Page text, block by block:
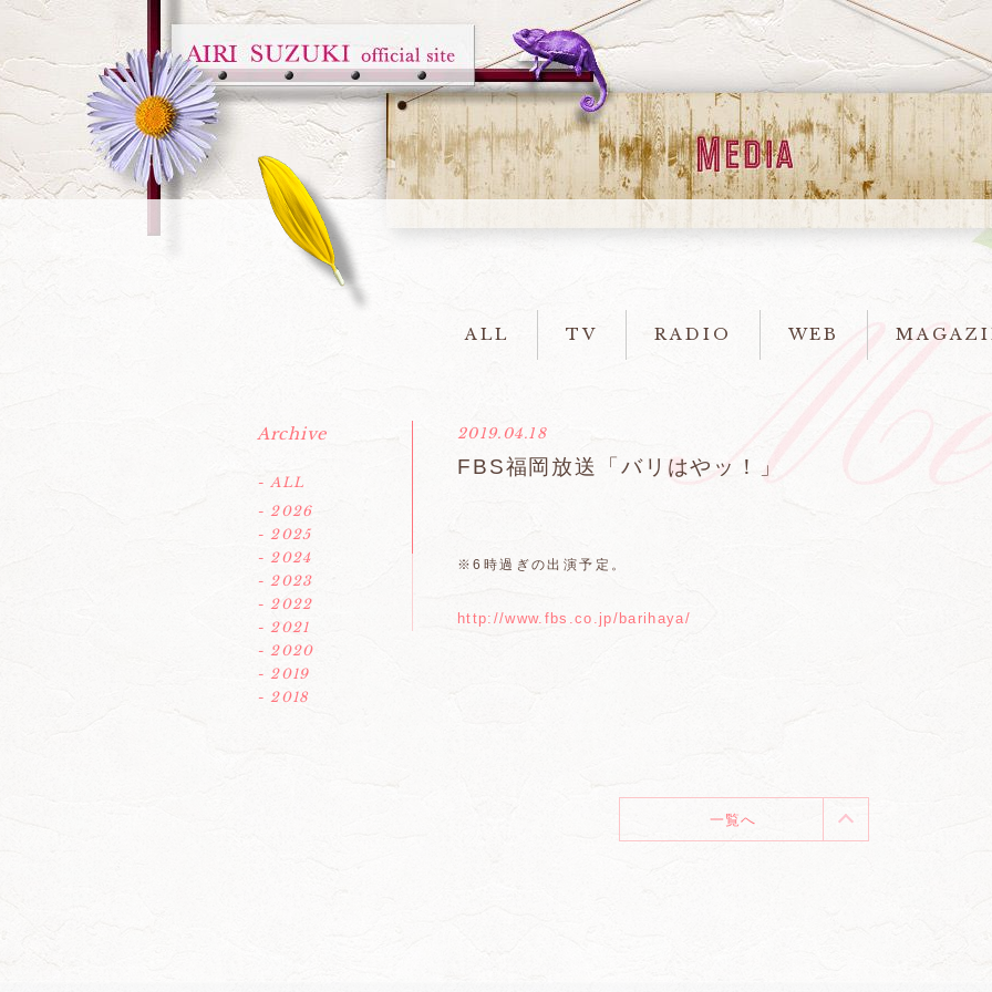
ALL TV RADIO WEB
2019.04.18
FBS福岡放送「バリはやッ！」
※6時過ぎの出演予定。
http://www.fbs.co.jp/barihaya/
Archive
- ALL
- 2026
- 2025
- 2024
- 2023
- 2022
- 2021
- 2020
- 2019
- 2018
一覧へ